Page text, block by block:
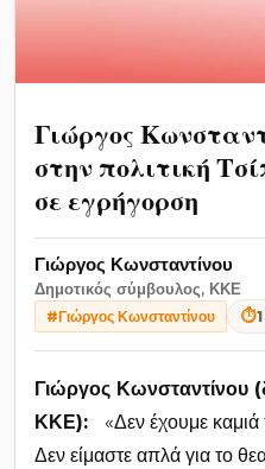
Γιώργος
στην πολιτική
σε εγρήγορση
Γιώργος Κωνσταντίνου
Δημοτικός σύμβουλος, ΚΚΕ
#Γιώργος Κωνσταντίνου ⏱
Γιώργος Κωνσταντίνου
ΚΚΕ): «Δεν έχουμε
Δεν είμαστε απλά για το